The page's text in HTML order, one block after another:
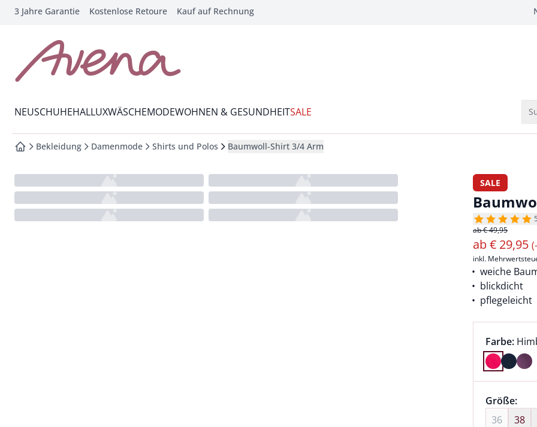
springen
springen
springen
springen
3 Jahre Garantie Kostenlose Retoure Kauf auf Rechnung
zur Startseite
Wechsel in das Menü mit Pfeil-Runter Taste
NEUSCHUHEHALLUXWÄSCHEMODEWOHNEN & GESUNDHEITSALE
zur Startseite
Bekleidung Damenmode Shirts und Polos Baumwoll-Shirt 3/4 Arm
SALE
ab € 49,95
ab€ 29,95
inkl.
weiche
blickdicht
pflegeleicht
Farbe:
Farbe
Größe:
36
38